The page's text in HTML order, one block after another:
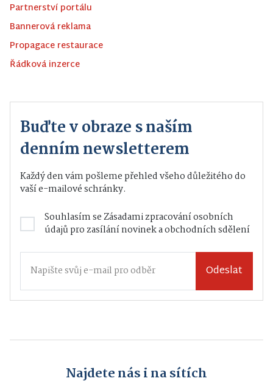
Partnerství portálu
Bannerová reklama
Propagace restaurace
Řádková inzerce
Buďte v obraze s naším
denním newsletterem
Každý den vám pošleme přehled všeho důležitého do
vaší e-mailové schránky.
Souhlasím seZásadami zpracování osobních
údajůpro zasílání novinek a obchodních sdělení
Odeslat
Najdete nás i na sítích